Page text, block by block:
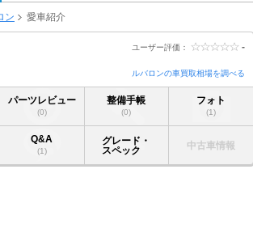
ン 愛車紹介
ユーザー評価： -
ルバロンの車買取相場を調べる
パーツレビュー
(0)
整備手帳
(0)
フォト
(1)
Q&A
(1)
グレード・
スペック
中古車情報